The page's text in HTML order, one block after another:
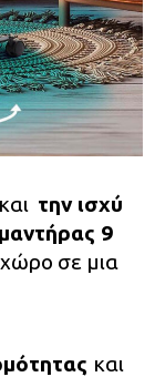
την ισχύ
9
σε μια
και